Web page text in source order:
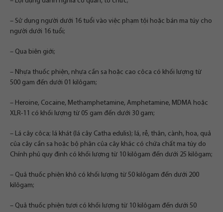
– Sử dụng người dưới 16 tuổi vào việc phạm tội hoặc bán ma túy cho
người dưới 16 tuổi;
– Qua biên giới;
– Nhựa thuốc phiện, nhựa cần sa hoặc cao côca có khối lượng từ
500 gam đến dưới 01 kilôgam;
– Heroine, Cocaine, Methamphetamine, Amphetamine, MDMA hoặc
XLR-11 có khối lượng từ 05 gam đến dưới 30 gam;
– Lá cây côca; lá khát (lá cây Catha edulis); lá, rễ, thân, cành, hoa, quả
của cây cần sa hoặc bộ phận của cây khác có chứa chất ma túy do
Chính phủ quy định có khối lượng từ 10 kilôgam đến dưới 25 kilôgam;
– Quả thuốc phiện khô có khối lượng từ 50 kilôgam đến dưới 200
kilôgam;
– Quả thuốc phiện tươi có khối lượng từ 10 kilôgam đến dưới 50